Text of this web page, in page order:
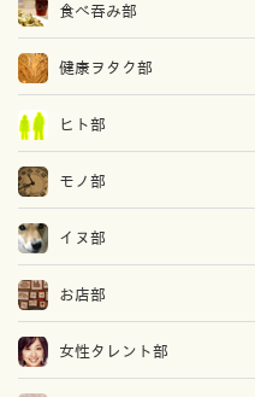
食べ吞み部
健康ヲタク部
ヒト部
モノ部
イヌ部
お店部
女性タレント部